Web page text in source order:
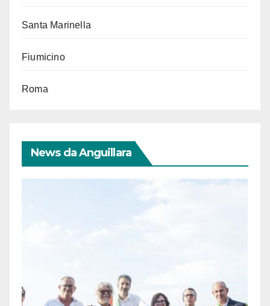
Santa Marinella
Fiumicino
Roma
News da Anguillara